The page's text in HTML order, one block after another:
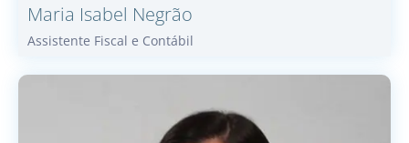
Maria Isabel Negrão
Assistente Fiscal e Contábil